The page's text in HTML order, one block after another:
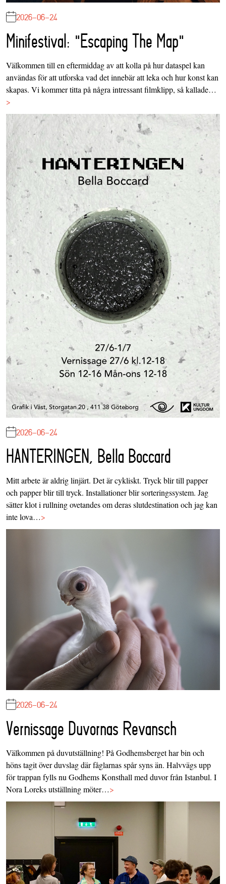
2026-06-24
Minifestival: "Escaping The Map"
Välkommen till en eftermiddag av att kolla på hur dataspel kan
användas för att utforska vad det innebär att leka och hur konst kan
skapas. Vi kommer titta på några intressant filmklipp, så kallade…
>
2026-06-24
HANTERINGEN, Bella Boccard
Mitt arbete är aldrig linjärt. Det är cykliskt. Tryck blir till papper
och papper blir till tryck. Installationer blir sorteringssystem. Jag
sätter klot i rullning ovetandes om deras slutdestination och jag kan
inte lova…>
2026-06-24
Vernissage Duvornas Revansch
Välkommen på duvutställning! På Godhemsberget har bin och
höns tagit över duvslag där fåglarnas spår syns än. Halvvägs upp
för trappan fylls nu Godhems Konsthall med duvor från Istanbul. I
Nora Loreks utställning möter…>